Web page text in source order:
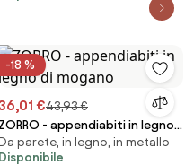
-18 %
€43,93 €
ZORRO - appendiabiti in legno
mogano
Da parete, in legno, in metallo
Disponibile